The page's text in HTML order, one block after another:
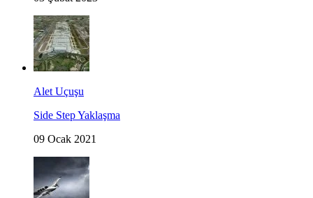
Alet Uçuşu
Side Step Yaklaşma
09 Ocak 2021